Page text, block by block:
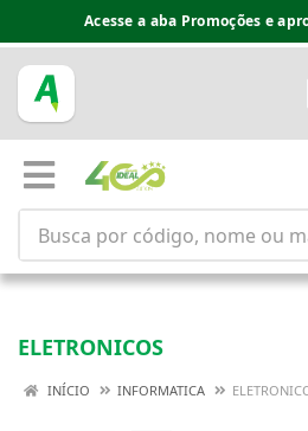
Acesse a aba Promoções e
ELETRONICOS
INÍCIO INFORMATICA